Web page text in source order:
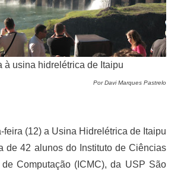
à usina hidrelétrica de Itaipu
Por Davi Marques Pastrelo
feira (12) a Usina Hidrelétrica de Itaipu
de 42 alunos do Instituto de Ciências
de Computação (ICMC), da USP São